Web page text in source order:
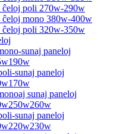
ĉeloj poli 270w-290w
mono 380w-400w
ĉeloj poli 320w-350w
sunaj paneloj
sunaj paneloj
sunaj paneloj
sunaj paneloj